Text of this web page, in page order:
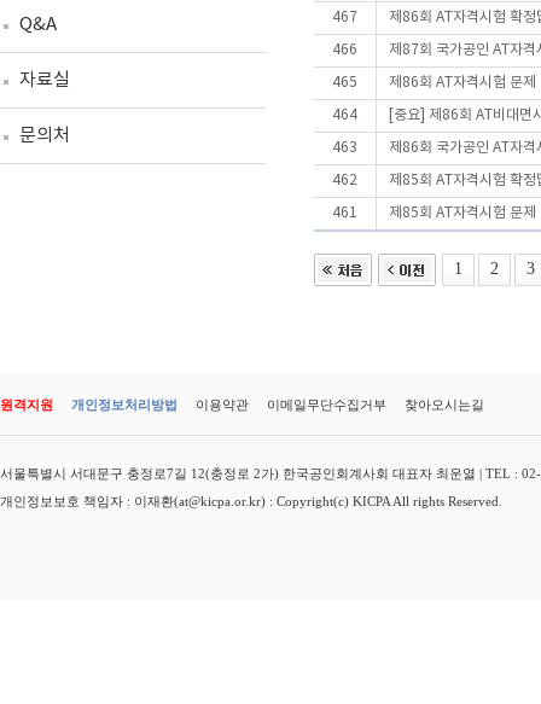
Q&A
자료실
문의처
467 제86회 AT자격시험 확정
466 제87회 국가공인 AT자격
465 제86회 AT자격시험 문
464 [중요] 제86회 AT비대면
463 제86회 국가공인 AT자격
462 제85회 AT자격시험 확정
461 제85회 AT자격시험 문
1 2 3
원격지원 개인정보처리방법 이용약관 이메일무단수집거부 찾아오시는길
서울특별시 서대문구 충정로7길 12(충정로 2가) 한국공인회계사회 대표자 최운열 | TEL :
개인정보보호 책임자 : 이재환(at@kicpa.or.kr) : Copyright(c) KICPA All rights Reserved.